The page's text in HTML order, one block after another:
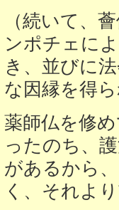
（続いて、
ンポチェに
き、並びに
な因縁を得
薬師仏を修
ったのち、
があるから
く、それよ